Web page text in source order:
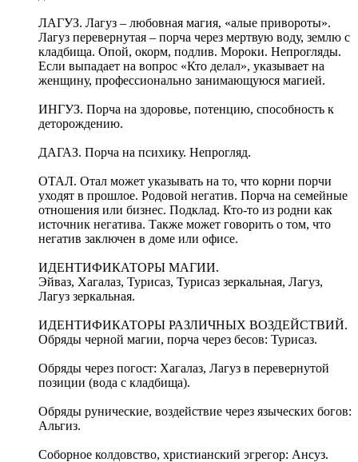
ЛАГУЗ. Лагуз – любовная магия, «алые привороты».
Лагуз перевернутая – порча через мертвую воду, землю с
кладбища. Опой, окорм, подлив. Мороки. Непрогляды.
Если выпадает на вопрос «Кто делал», указывает на
женщину, профессионально занимающуюся магией.
ИНГУЗ. Порча на здоровье, потенцию, способность к
деторождению.
ДАГАЗ. Порча на психику. Непрогляд.
ОТАЛ. Отал может указывать на то, что корни порчи
уходят в прошлое. Родовой негатив. Порча на семейные
отношения или бизнес. Подклад. Кто-то из родни как
источник негатива. Также может говорить о том, что
негатив заключен в доме или офисе.
ИДЕНТИФИКАТОРЫ МАГИИ.
Эйваз, Хагалаз, Турисаз, Турисаз зеркальная, Лагуз,
Лагуз зеркальная.
ИДЕНТИФИКАТОРЫ РАЗЛИЧНЫХ ВОЗДЕЙСТВИЙ.
Обряды черной магии, порча через бесов: Турисаз.
Обряды через погост: Хагалаз, Лагуз в перевернутой
позиции (вода с кладбища).
Обряды рунические, воздействие через языческих богов:
Альгиз.
Соборное колдовство, христианский эгрегор: Ансуз.